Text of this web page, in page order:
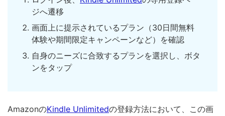
ジへ遷移
画面上に提示されているプラン（30日間無料
体験や期間限定キャンペーンなど）を確認
自身のニーズに合致するプランを選択し、ボタ
ンをタップ
AmazonのKindle Unlimitedの登録方法において、この画